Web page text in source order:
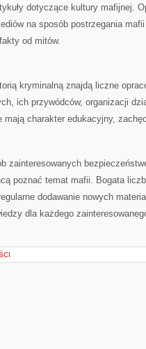
dotyczące kultury mafijnej.
na sposób postrzegania
od mitów.
kryminalną znajdą liczne
ich przywódców, organizacji
charakter edukacyjny,
zainteresowanych
poznać temat mafii. Bogata
dodawanie nowych
dla każdego